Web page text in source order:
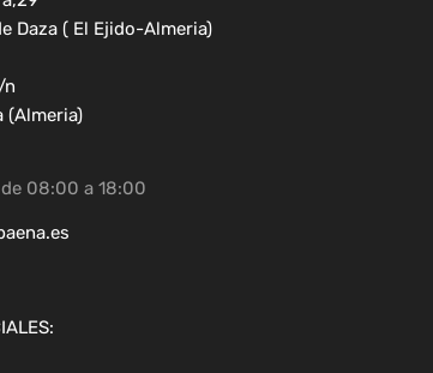
Daza ( El Ejido-Almeria)
n
(Almeria)
08:00 a 18:00